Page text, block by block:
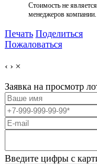
Стоимость не
менеджеров компании.
Печать Поделиться
Пожаловаться
‹ › ×
Заявка на просмотр
Введите цифры с